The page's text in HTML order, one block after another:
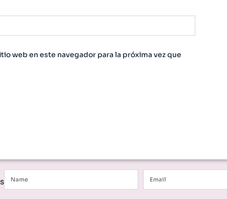
web en este navegador para la próxima vez que